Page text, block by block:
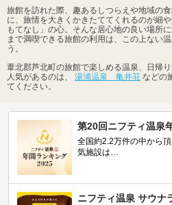
旅館を訪れた際、趣あるしつらえや地域の
に、旅情を大きくかきたててくれるのが細
もてなし」の心。そんな居心地の良い場所
まで満喫できる旅館の利用は、この上ない
う。
葦北郡芦北町の旅館で楽しめる温泉、日帰
人気があるのは、 湯浦温泉 亀井荘 などの
てください。
第20回ニフティ温泉
全国約2.2万件の中から
気施設は…
ニフティ温泉 サウナ